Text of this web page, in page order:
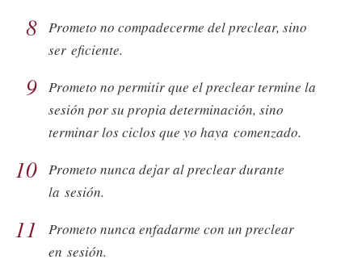
8
Prometo no compadecerme del preclear, sino
ser eficiente.
9
Prometo no permitir que el preclear termine la
sesión por su propia determinación, sino
terminar los ciclos que yo haya comenzado.
10
Prometo nunca dejar al preclear durante
la sesión.
11
Prometo nunca enfadarme con un preclear
en sesión.